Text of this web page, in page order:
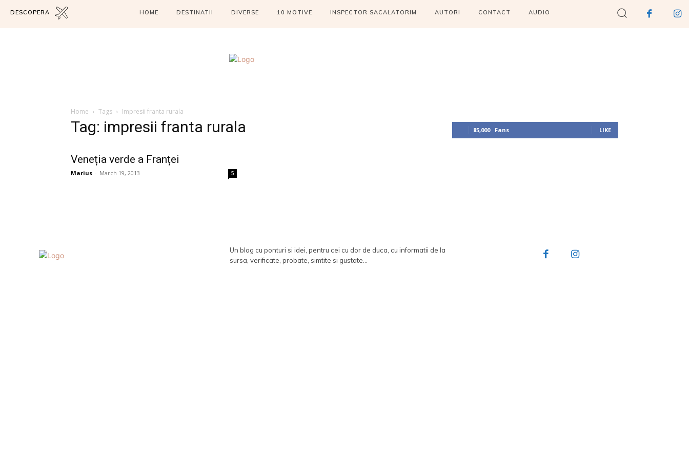
DESCOPERA HOME DESTINATII DIVERSE 10 MOTIVE INSPECTOR SACALATORIM AUTORI CONTACT AUDIO
Home Tags Impresii franta rurala
Tag: impresii franta rurala
Veneția verde a Franței
Marius - March 19, 2013 5
85,000 Fans LIKE
Un blog cu ponturi si idei, pentru cei cu dor de duca, cu informatii de la
sursa, verificate, probate, simtite si gustate...